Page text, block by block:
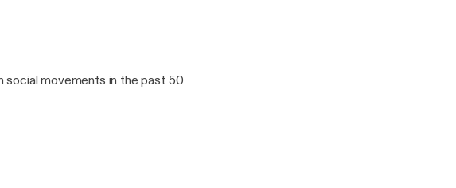
social movements in the past 50